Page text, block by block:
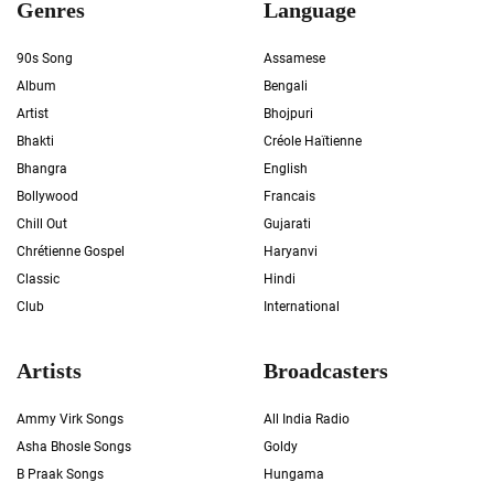
Genres
90s Song
Album
Artist
Bhakti
Bhangra
Bollywood
Chill Out
Chrétienne Gospel
Classic
Club
Language
Assamese
Bengali
Bhojpuri
Créole Haïtienne
English
Francais
Gujarati
Haryanvi
Hindi
International
Artists
Ammy Virk Songs
Asha Bhosle Songs
B Praak Songs
Broadcasters
All India Radio
Goldy
Hungama